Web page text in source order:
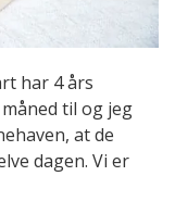
har 4 års
til og jeg
at de
dagen. Vi er